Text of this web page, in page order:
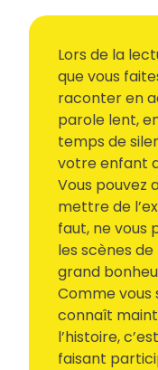
Lors de la
que vous
raconter en
parole lent,
temps de
votre enfant
Vous pouvez
mettre de
faut, ne vous
les scènes
grand
Comme vous
connaît
l’histoire,
faisant